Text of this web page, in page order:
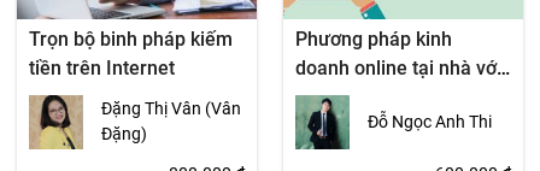
Trọn bộ binh pháp kiếm
tiền trên Internet
Đặng Thị Vân (Vân
Đặng)
Phương pháp kinh
doanh online tại nhà với
Authority Site
Đỗ Ngọc Anh Thi